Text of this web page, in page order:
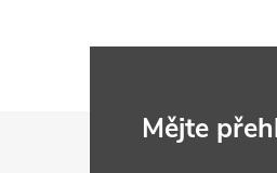
Mějte